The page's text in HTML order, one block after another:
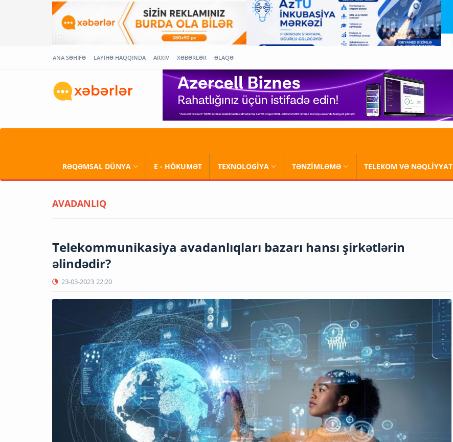
ANA SƏHİFƏ LAYİHƏ HAQQINDA ARXİV XƏBƏRLƏR ƏLAQƏ
RƏQƏMSAL DÜNYA E - HÖKUMƏT TEXNOLOGİYA TƏNZİMLƏMƏ TELEKOM VƏ NƏQLİYYAT
AVADANLIQ
Telekommunikasiya avadanlıqları bazarı hansı şirkətlərin
əlindədir?
23-03-2023 22:20